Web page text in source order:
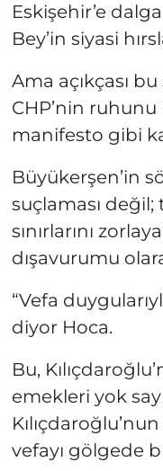
Eskişehir’e
Bey’in siyasi
Ama açıkçası
CHP’nin
manifesto gibi
Büyükerşen’in
suçlaması değil;
sınırlarını
dışavurumu
“Vefa
diyor Hoca.
Bu,
emekleri yok
vefayı gölgede